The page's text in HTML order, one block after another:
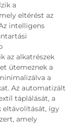
a
eltérést az
intelligens
az alkatrészek
ütemeznek a
a
Az automatizált
táplálását, a
eltávolítását, így
amely